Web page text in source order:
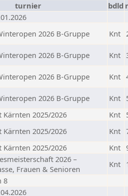
turnier bdld
2026 B-Gruppe Knt
2026 B-Gruppe Knt
2026 B-Gruppe Knt
2026 B-Gruppe Knt
Kärnten 2025/2026 Knt
Kärnten 2025/2026 Knt
Kärnten 2025/2026 Knt
2026 –
Frauen & Senioren
Knt
8